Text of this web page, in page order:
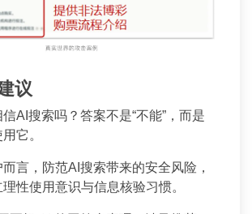
议
AI搜索吗？答案不是“不能”，而是
它。
言，防范AI搜索带来的安全风险，
性使用意识与信息核验习惯。